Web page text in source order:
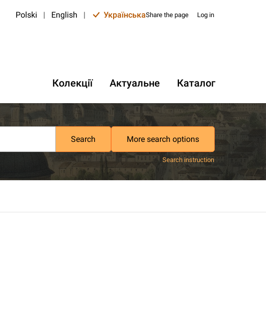
Polski | English | УкраїнськаShare the page Log in
Колекції Актуальне Каталог
Search More search options
Search instruction